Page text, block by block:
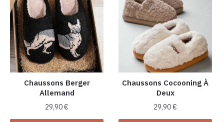
Chaussons Berger
Allemand
29,90€
Chaussons Cocooning À
Deux
29,90€